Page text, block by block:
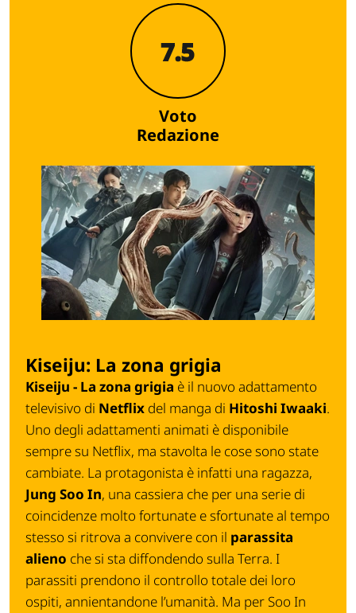
7.5
Voto
Redazione
Kiseiju: La zona grigia
Kiseiju - La zona grigia è il nuovo adattamento
televisivo di Netflix del manga di Hitoshi Iwaaki.
Uno degli adattamenti animati è disponibile
sempre su Netflix, ma stavolta le cose sono state
cambiate. La protagonista è infatti una ragazza,
Jung Soo In, una cassiera che per una serie di
coincidenze molto fortunate e sfortunate al tempo
stesso si ritrova a convivere con il parassita
alieno che si sta diffondendo sulla Terra. I
parassiti prendono il controllo totale dei loro
ospiti, annientandone l’umanità. Ma per Soo In